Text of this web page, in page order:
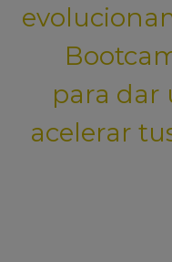
para dar
acelerar